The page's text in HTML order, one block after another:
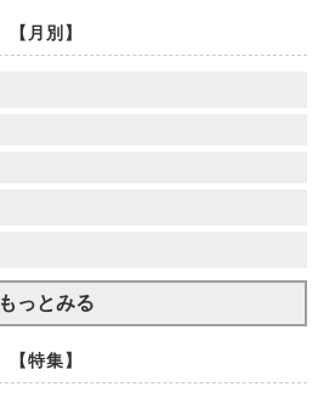
【月別】
もっとみる
【特集】